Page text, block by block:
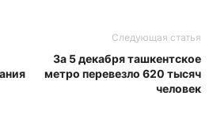
Следующая статья
За 5 декабря ташкентское
метро перевезло 620 тысяч
человек